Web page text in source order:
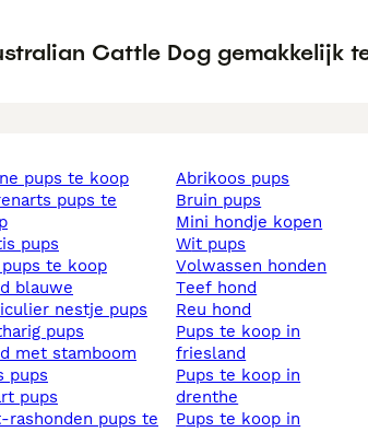
Cattle Dog gemakkelijk
pups te koop
pups
pups te koop
blauwe
nestje pups
pups
met stamboom
pups
pups
abrikoos pups
bruin pups
mini hondje kopen
wit pups
volwassen honden
teef hond
reu hond
pups te koop in
friesland
pups te koop in
drenthe
pups te koop in